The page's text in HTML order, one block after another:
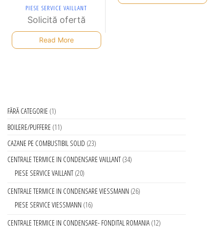
PIESE SERVICE VAILLANT
Solicită ofertă
Read More
FĂRĂ CATEGORIE 1
BOILERE/PUFFERE 11
CAZANE PE COMBUSTIBIL SOLID 23
CENTRALE TERMICE IN CONDENSARE VAILLANT 34
PIESE SERVICE VAILLANT 20
CENTRALE TERMICE IN CONDENSARE VIESSMANN 26
PIESE SERVICE VIESSMANN 16
CENTRALE TERMICE IN CONDENSARE- FONDITAL ROMANIA 12